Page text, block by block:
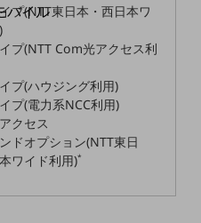
バイル
プ(NTT東日本・西日本ワ
プ(NTT Com光アクセス利
プ(ハウジング利用)
プ(電力系NCC利用)
クセス
ドオプション(NTT東日
ワイド利用)*